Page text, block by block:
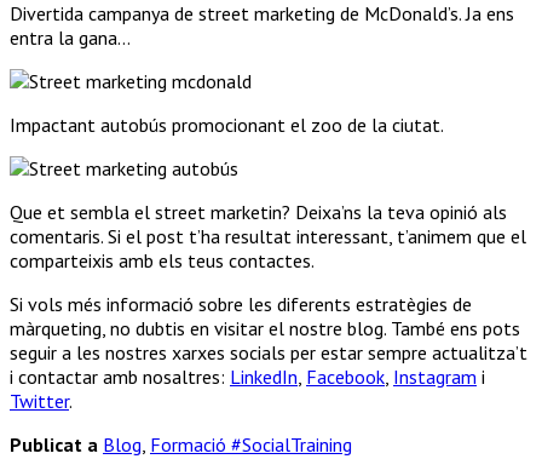
Divertida campanya de street marketing de McDonald’s. Ja ens
entra la gana…
Impactant autobús promocionant el zoo de la ciutat.
Que et sembla el street marketin? Deixa’ns la teva opinió als
comentaris. Si el post t’ha resultat interessant, t’animem que el
comparteixis amb els teus contactes.
Si vols més informació sobre les diferents estratègies de
màrqueting, no dubtis en visitar el nostre blog. També ens pots
seguir a les nostres xarxes socials per estar sempre actualitza’t
i contactar amb nosaltres: LinkedIn, Facebook, Instagram i
Twitter.
Publicat a Blog, Formació #SocialTraining